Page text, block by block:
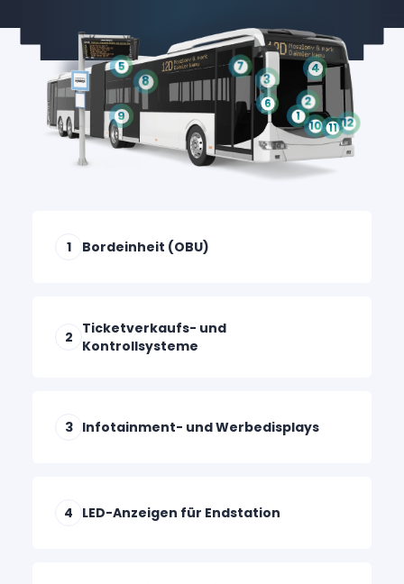
1
2
3
4
5
6
7
8
9
10 11 12
1 Bordeinheit (OBU)
2 Ticketverkaufs- und
Kontrollsysteme
3 Infotainment- und Werbedisplays
4 LED-Anzeigen für Endstation